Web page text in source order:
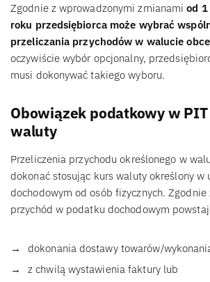
Zgodnie z wprowadzonymi zmianamiod
roku przedsiębiorca może wybrać
przeliczania przychodów w walucie
oczywiście wybór opcjonalny,
musi dokonywać takiego wyboru.
Obowiązek podatkowy w
waluty
Przeliczenia przychodu określonego w
dokonać stosując kurs waluty określony w
dochodowym od osób fizycznych. Zgodnie
przychód w podatku dochodowym
dokonania dostawy towarów/
z chwilą wystawienia faktury lub